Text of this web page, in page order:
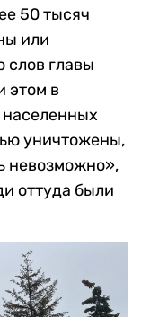
50 тысяч
или
слов главы
этом в
населенных
уничтожены,
невозможно»,
оттуда были